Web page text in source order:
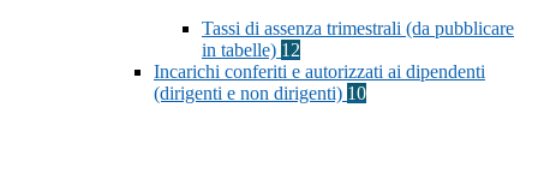
Tassi di assenza trimestrali (da pubblicare
in tabelle) 12
Incarichi conferiti e autorizzati ai dipendenti
(dirigenti e non dirigenti) 10